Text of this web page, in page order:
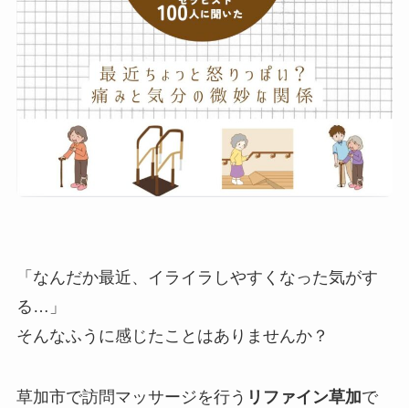
「なんだか最近、イライラしやすくなった気がす
る…」
そんなふうに感じたことはありませんか？
草加市で訪問マッサージを行う リファイン草加で